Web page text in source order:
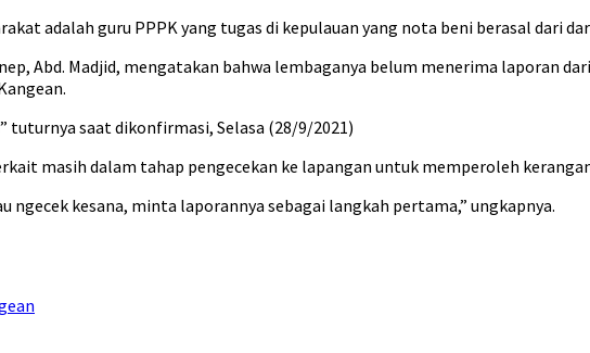
adalah guru PPPK yang tugas di kepulauan yang nota beni berasal dari
Abd. Madjid, mengatakan bahwa lembaganya belum menerima laporan
tuturnya saat dikonfirmasi, Selasa (28/9/2021)
masih dalam tahap pengecekan ke lapangan untuk memperoleh
ngecek kesana, minta laporannya sebagai langkah pertama,” ungkapnya.